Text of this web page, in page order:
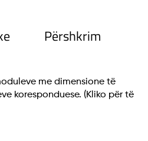
Përshkrim
me dimensione të
koresponduese. (Kliko për të